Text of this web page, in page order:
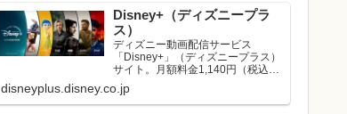
Disney+（ディズニープラ
ス）
ディズニー動画配信サービス
「Disney+」（ディズニープラス）
サイト。月額料金1,140円（税込）
でディズニー、ピクサー、マーベ
ル、スター・ウォーズ、ナショナ
ルジオグラフィック、スターの映
disneyplus.disney.co.jp